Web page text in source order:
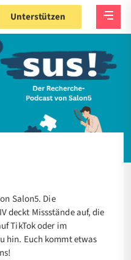
Unterstützen
Podcasts sus!
Salon5. Die
deckt Missstände auf, die
TikTok oder im
hin. Euch kommt etwas